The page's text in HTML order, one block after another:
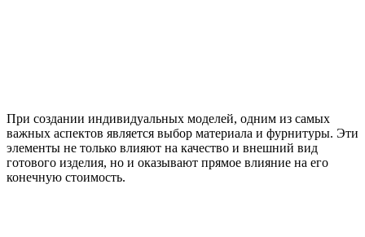
При создании индивидуальных моделей, одним из самых
важных аспектов является выбор материала и фурнитуры. Эти
элементы не только влияют на качество и внешний вид
готового изделия, но и оказывают прямое влияние на его
конечную стоимость.